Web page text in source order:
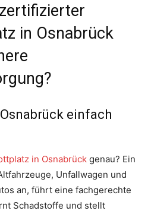
in Osnabrück
einfach
in Osnabrück genau? Ein
Unfallwagen und
an, führt eine fachgerechte
Schadstoffe und stellt